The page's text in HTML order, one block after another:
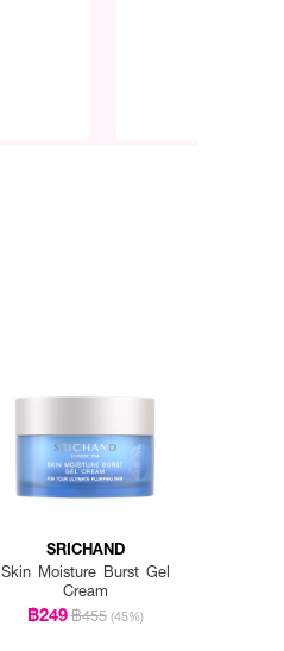
SRICHAND
Skin Moisture Burst Gel
Cream
฿249฿455 (45%)